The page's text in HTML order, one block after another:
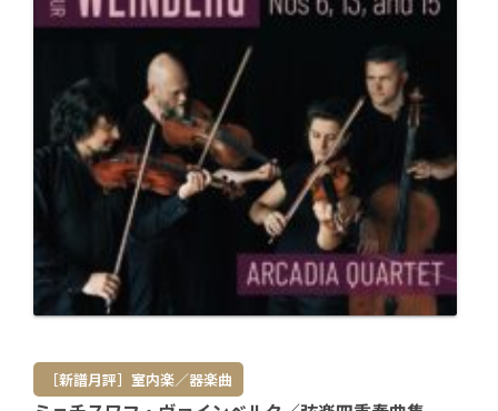
［新譜月評］室内楽／器楽曲